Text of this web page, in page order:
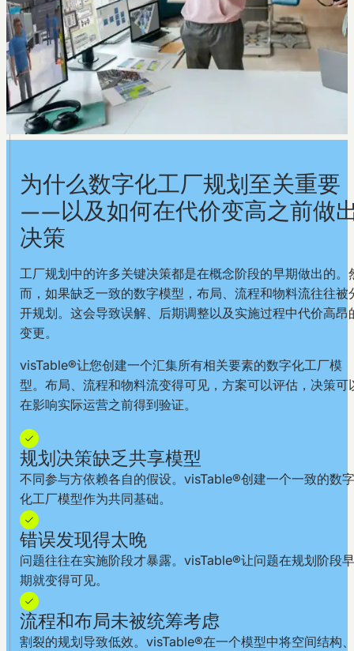
为什么数字化工厂规划至关重要
——以及如何在代价变高之前做
决策
工厂规划中的许多关键决策都是在概念阶段的早期做出的。
而，如果缺乏一致的数字模型，布局、流程和物料流往往被
开规划。这会导致误解、后期调整以及实施过程中代价高昂
变更。
visTable®让您创建一个汇集所有相关要素的数字化工厂模
型。布局、流程和物料流变得可见，方案可以评估，决策可
在影响实际运营之前得到验证。
规划决策缺乏共享模型
不同参与方依赖各自的假设。visTable®创建一个一致的数字
化工厂模型作为共同基础。
错误发现得太晚
问题往往在实施阶段才暴露。visTable®让问题在规划阶段早
期就变得可见。
流程和布局未被统筹考虑
割裂的规划导致低效。visTable®在一个模型中将空间结构、